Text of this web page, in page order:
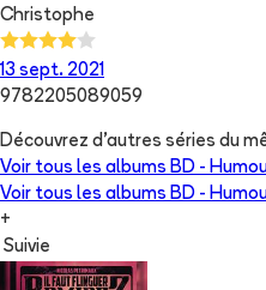
Christophe
13 sept. 2021
9782205089059
Découvrez d'autres séries du
Voir tous les albums BD -
Voir tous les albums BD -
+
Suivie